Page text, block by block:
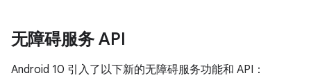
无障碍服务 API
Android 10 引入了以下新的无障碍服务功能和 API：